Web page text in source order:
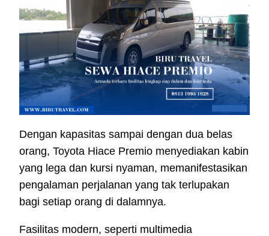
Dengan kapasitas sampai dengan dua belas
orang, Toyota Hiace Premio menyediakan kabin
yang lega dan kursi nyaman, memanifestasikan
pengalaman perjalanan yang tak terlupakan
bagi setiap orang di dalamnya.
Fasilitas modern, seperti multimedia